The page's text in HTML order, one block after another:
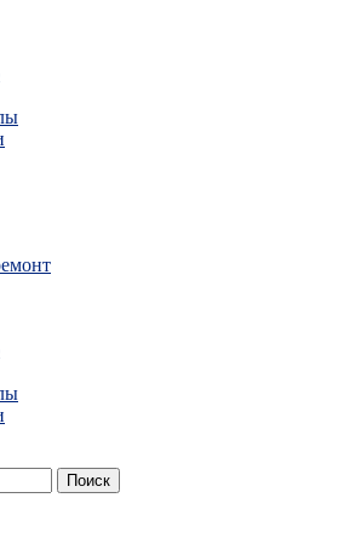
и ремонт
живут разные люди, очень